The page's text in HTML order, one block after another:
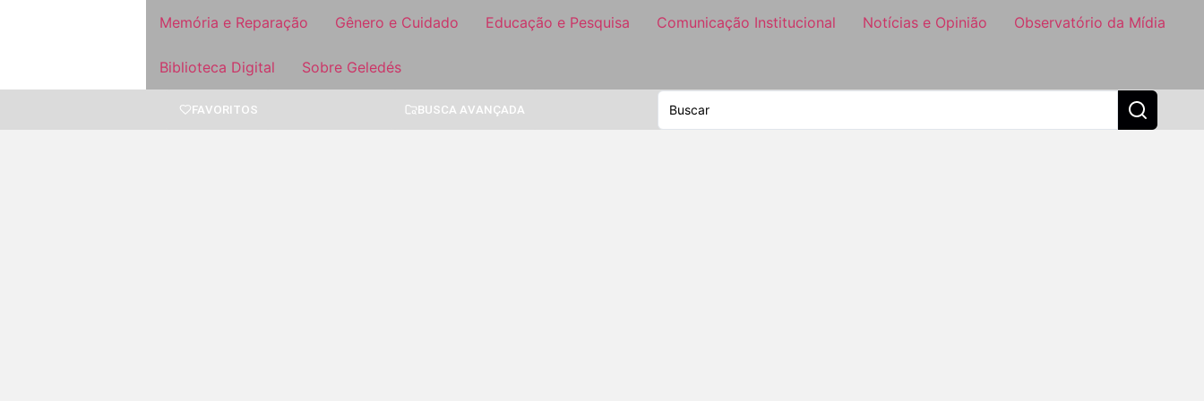
Memória e Reparação Gênero e Cuidado Educação e Pesquisa Comunicação Institucional Notícias e Opinião Observatório da Mídia
Biblioteca Digital Sobre Geledés
FAVORITOS BUSCA AVANÇADA